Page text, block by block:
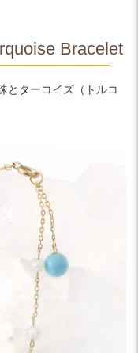
Bracelet
とターコイズ（トルコ